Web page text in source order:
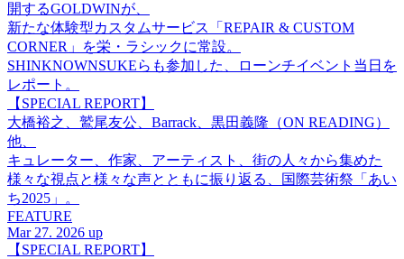
開するGOLDWINが、
新たな体験型カスタムサービス「REPAIR & CUSTOM
CORNER」を栄・ラシックに常設。
SHINKNOWNSUKEらも参加した、ローンチイベント当日を
レポート。
【SPECIAL REPORT】
大橋裕之、鷲尾友公、Barrack、黒田義隆（ON READING）
他、
キュレーター、作家、アーティスト、街の人々から集めた
様々な視点と様々な声とともに振り返る、国際芸術祭「あい
ち2025」。
FEATURE
Mar 27. 2026 up
【SPECIAL REPORT】